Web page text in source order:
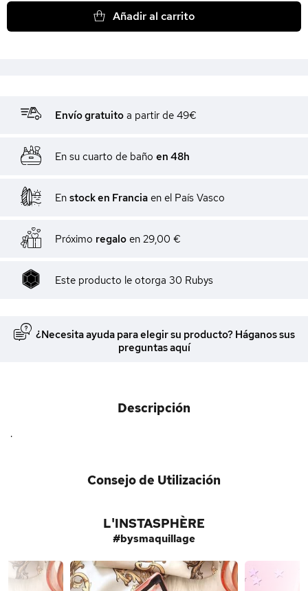
Añadir al carrito
Envío gratuito a partir de 49€
En su cuarto de baño en 48h
En stock en Francia en el País Vasco
Próximo regalo en 29,00 €
Este producto le otorga 30 Rubys
¿Necesita ayuda para elegir su producto? Háganos sus
preguntas aquí
Descripción
.
Consejo de Utilización
L'INSTASPHÈRE
#bysmaquillage